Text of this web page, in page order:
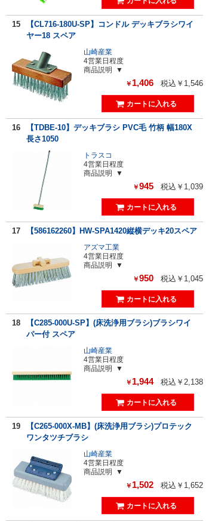
15
【CL716-180U-SP】コンドル デッキブラシワイ
ヤー18 スペア
山崎産業
4営業日程度
商品説明
￥ 1,406 税込￥1,546
16
【TDBE-10】デッキブラシ PVC毛 竹柄 幅180X
長さ1050
トラスコ
4営業日程度
商品説明
￥945 税込￥1,039
17 【586162260】HW-SPA1420縦横デッキ20スペア
アズマ工業
4営業日程度
商品説明
￥950 税込￥1,045
18
【C285-000U-SP】(床洗浄用ブラシ)ブラシワイ
パー付 スペア
山崎産業
4営業日程度
商品説明
￥ 1,944 税込￥2,138
19
【C265-000X-MB】(床洗浄用ブラシ)プロテック
ワンタツチブラシ
山崎産業
4営業日程度
商品説明
￥ 1,502 税込￥1,652